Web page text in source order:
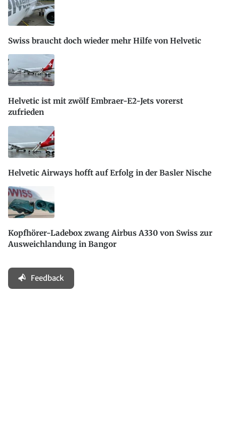
Swiss braucht doch wieder mehr Hilfe von Helvetic
Helvetic ist mit zwölf Embraer-E2-Jets vorerst
zufrieden
Helvetic Airways hofft auf Erfolg in der Basler Nische
Kopfhörer-Ladebox zwang Airbus A330 von Swiss zur
Ausweichlandung in Bangor
Feedback